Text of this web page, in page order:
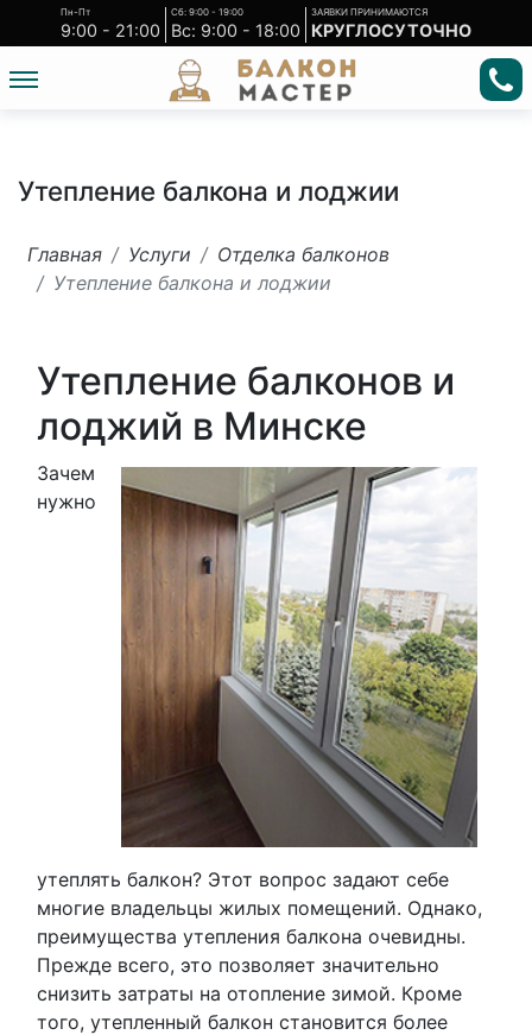
Пн-Пт
9:00 - 21:00
Сб: 9:00 - 19:00
Вс: 9:00 - 18:00
ЗАЯВКИ ПРИНИМАЮТСЯ
КРУГЛОСУТОЧНО
Утепление балкона и лоджии
Главная Услуги
Отделка балконов
Утепление балкона и лоджии
Утепление балконов и
лоджий в Минске
Зачем
нужно
утеплять балкон? Этот вопрос задают себе
многие владельцы жилых помещений. Однако,
преимущества утепления балкона очевидны.
Прежде всего, это позволяет значительно
снизить затраты на отопление зимой. Кроме
того, утепленный балкон становится более